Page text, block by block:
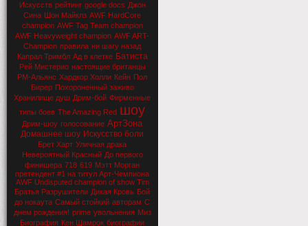
Искусств рейтинг google docs Джон
Сина Шон Майклз AWF HardCore
champion AWF Tag Team champion
AWF Heavyweight champion AWF ART-
Champion правила ни шагу назад
Капрал Тримбл Ад в клетке Батиста
Рей Мистерио настоящие британцы
РМ-Альянс Хардкор Холли Кейн Пол
Бирер Похороненный заживо
Хранилище душ Дрим-бой Фирменные
типы боев The Amazing Red шоу
Дрим-шоу голосование АртЗона
Домашнее шоу Искусство боли
Брет Харт Уличная драка
Невероятный Красный До первого
финишера 718 619 Мэтт Морган
претендент #1 на титул Арт-Чемпиона
AWF Undisputed champion of show Tim
Братья Разрушители Дикая Кровь Бой
до нокаута Самый стойкий авторам С
днем рождения! prime увольнения Миз
Биография Кен Шамрок биографии